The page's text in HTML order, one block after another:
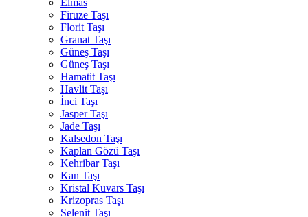
Elmas
Firuze Taşı
Florit Taşı
Granat Taşı
Güneş Taşı
Güneş Taşı
Hamatit Taşı
Havlit Taşı
İnci Taşı
Jasper Taşı
Jade Taşı
Kalsedon Taşı
Kaplan Gözü Taşı
Kehribar Taşı
Kan Taşı
Kristal Kuvars Taşı
Krizopras Taşı
Selenit Taşı